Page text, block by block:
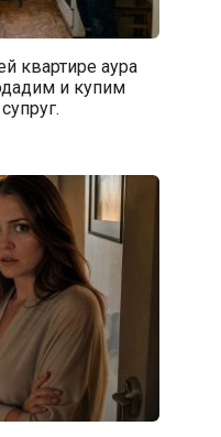
квартире аура
и купим